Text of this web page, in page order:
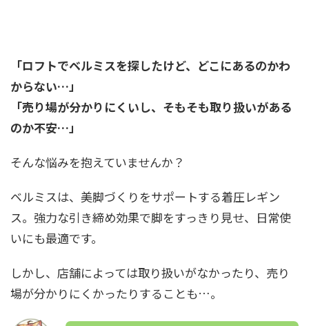
「ロフトでベルミスを探したけど、どこにあるのかわ
からない…」
「売り場が分かりにくいし、そもそも取り扱いがある
のか不安…」
そんな悩みを抱えていませんか？
ベルミスは、美脚づくりをサポートする着圧レギン
ス。強力な引き締め効果で脚をすっきり見せ、日常使
いにも最適です。
しかし、店舗によっては取り扱いがなかったり、売り
場が分かりにくかったりすることも…。